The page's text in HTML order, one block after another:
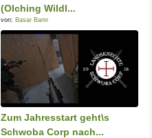
(Olching Wildl...
von: Basar Barin
Zum Jahresstart geht\s
Schwoba Corp nach...